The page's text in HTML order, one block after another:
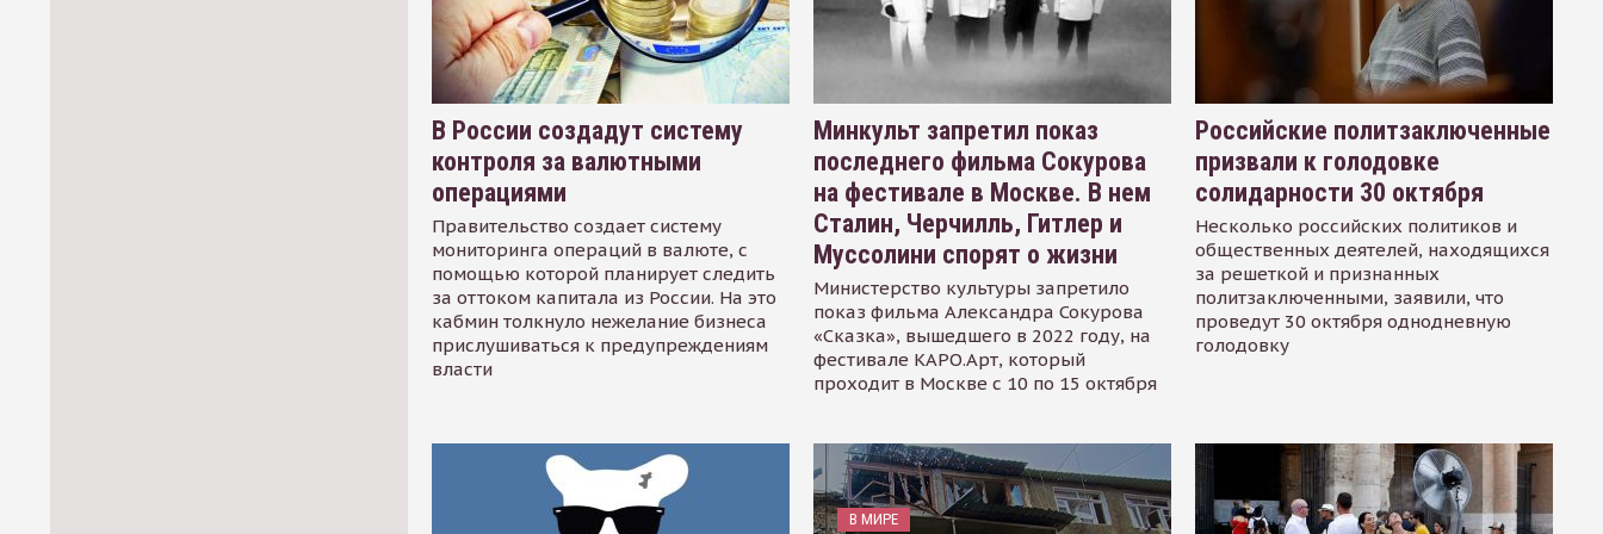
В России создадут систему
контроля за валютными
операциями
Правительство создает систему
мониторинга операций в валюте, с
помощью которой планирует следить
за оттоком капитала из России. На это
кабмин толкнуло нежелание бизнеса
прислушиваться к предупреждениям
власти
Минкульт запретил показ
последнего фильма Сокурова
на фестивале в Москве. В нем
Сталин, Черчилль, Гитлер и
Муссолини спорят о жизни
Министерство культуры запретило
показ фильма Александра Сокурова
«Сказка», вышедшего в 2022 году, на
фестивале КАРО.Арт, который
проходит в Москве с 10 по 15 октября
Российские политзаключенные
призвали к голодовке
солидарности 30 октября
Несколько российских политиков и
общественных деятелей, находящихся
за решеткой и признанных
политзаключенными, заявили, что
проведут 30 октября однодневную
голодовку
В МИРЕ